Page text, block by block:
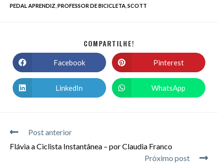
PEDAL APRENDIZ PROFESSOR DE BICICLETA SCOTT
COMPARTILHE!
Facebook Pinterest
LinkedIn WhatsApp
Post anterior
Flávia a Ciclista Instantânea – por Claudia Franco
Próximo post